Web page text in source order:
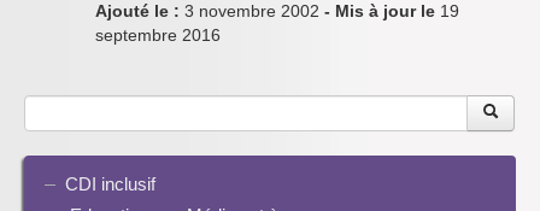
Ajouté le : 3 novembre 2002 - Mis à jour le 19
septembre 2016
CDI inclusif